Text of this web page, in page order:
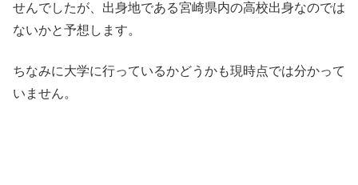
せんでしたが、出身地である宮崎県内の高校出身なのでは
ないかと予想します。
ちなみに大学に行っているかどうかも現時点では分かって
いません。